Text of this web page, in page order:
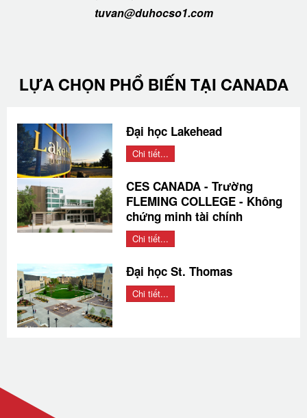
tuvan@duhocso1.com
LỰA CHỌN PHỔ BIẾN TẠI CANADA
Đại học Lakehead
Chi tiết...
CES CANADA - Trường
FLEMING COLLEGE - Không
chứng minh tài chính
Chi tiết...
Đại học St. Thomas
Chi tiết...